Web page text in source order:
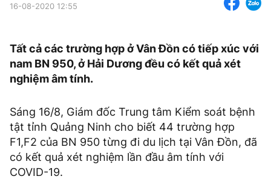
16-08-2020 12:55
Tất cả các trường hợp ở Vân Đồn có tiếp xúc với
nam BN 950, ở Hải Dương đều có kết quả xét
nghiệm âm tính.
Sáng 16/8, Giám đốc Trung tâm Kiểm soát bệnh
tật tỉnh Quảng Ninh cho biết 44 trường hợp
F1,F2 của BN 950 từng đi du lịch tại Vân Đồn, đã
có kết quả xét nghiệm lần đầu âm tính với
COVID-19.